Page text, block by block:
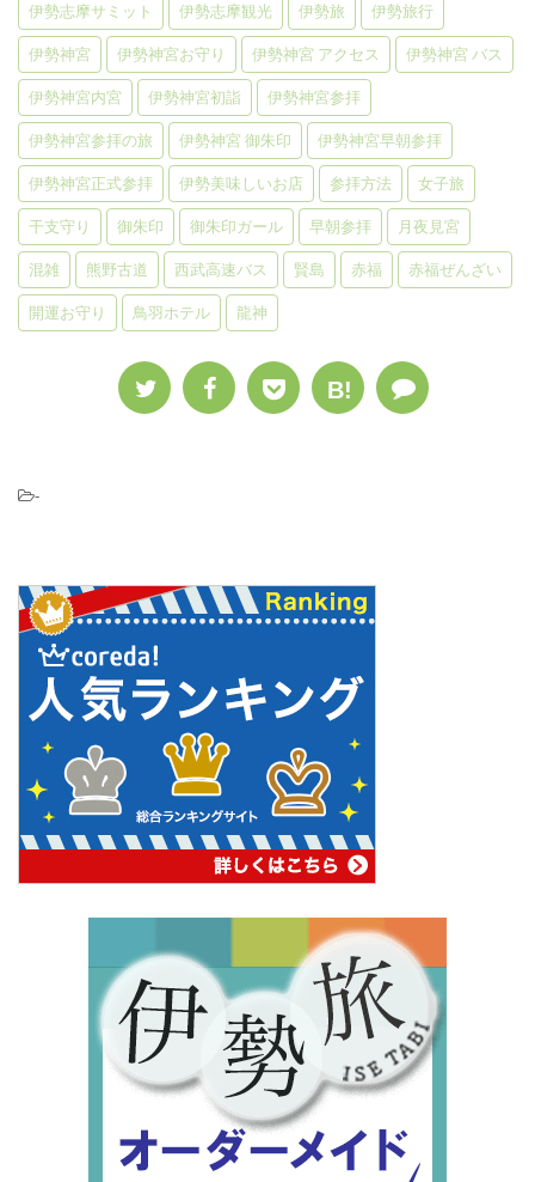
伊勢志摩サミット 伊勢志摩観光 伊勢旅 伊勢旅行
伊勢神宮 伊勢神宮お守り 伊勢神宮 アクセス 伊勢神宮 バス
伊勢神宮内宮 伊勢神宮初詣 伊勢神宮参拝
伊勢神宮参拝の旅 伊勢神宮 御朱印 伊勢神宮早朝参拝
伊勢神宮正式参拝 伊勢美味しいお店 参拝方法 女子旅
干支守り 御朱印 御朱印ガール 早朝参拝 月夜見宮
混雑 熊野古道 西武高速バス 賢島 赤福 赤福ぜんざい
開運お守り 鳥羽ホテル 龍神
B!
-